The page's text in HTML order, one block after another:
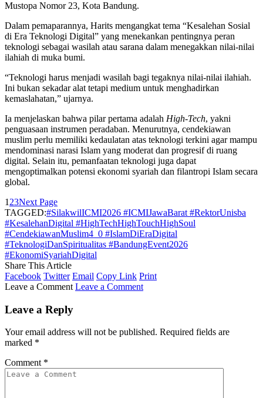
Mustopa Nomor 23, Kota Bandung.
Dalam pemaparannya, Harits mengangkat tema “Kesalehan Sosial
di Era Teknologi Digital” yang menekankan pentingnya peran
teknologi sebagai wasilah atau sarana dalam menegakkan nilai-nilai
ilahiah di muka bumi.
“Teknologi harus menjadi wasilah bagi tegaknya nilai-nilai ilahiah.
Ini bukan sekadar alat tetapi medium untuk menghadirkan
kemaslahatan,” ujarnya.
Ia menjelaskan bahwa pilar pertama adalah High-Tech, yakni
penguasaan instrumen peradaban. Menurutnya, cendekiawan
muslim perlu memiliki kedaulatan atas teknologi terkini agar mampu
mendominasi narasi Islam yang moderat dan progresif di ruang
digital. Selain itu, pemanfaatan teknologi juga dapat
mengoptimalkan potensi ekonomi syariah dan filantropi Islam secara
global.
1 23Next Page
TAGGED:#SilakwilICMI2026 #ICMIJawaBarat #RektorUnisba
#KesalehanDigital #HighTechHighTouchHighSoul
#CendekiawanMuslim4_0 #IslamDiEraDigital
#TeknologiDanSpiritualitas #BandungEvent2026
#EkonomiSyariahDigital
Share This Article
Facebook Twitter Email Copy Link Print
Leave a Comment Leave a Comment
Leave a Reply
Your email address will not be published. Required fields are
marked *
Comment *